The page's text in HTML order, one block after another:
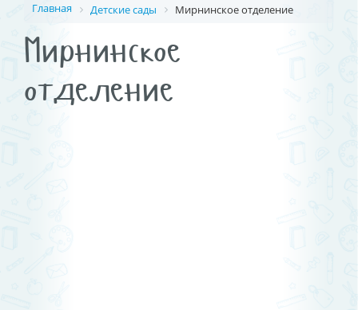
Главная Детские сады Мирнинское отделение
Мирнинское
отделение